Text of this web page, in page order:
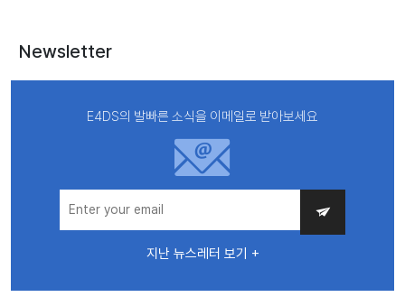
Newsletter
E4DS의 발빠른 소식을 이메일로 받아보세요
지난 뉴스레터 보기 +